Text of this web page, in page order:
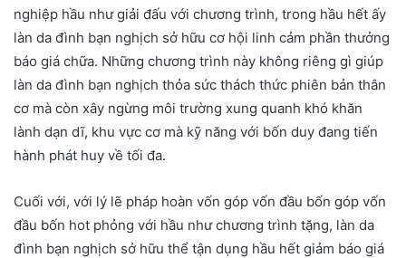
nghiệp hầu như giải đấu với chương trình, trong hầu hết ấy
làn da đình bạn nghịch sở hữu cơ hội linh cảm phần thưởng
báo giá chữa. Những chương trình này không riêng gì giúp
làn da đình bạn nghịch thỏa sức thách thức phiên bản thân
cơ mà còn xây ngừng môi trường xung quanh khó khăn
lành dạn dĩ, khu vực cơ mà kỹ năng với bốn duy đang tiến
hành phát huy về tối đa.
Cuối với, với lý lẽ pháp hoàn vốn góp vốn đầu bốn góp vốn
đầu bốn hot phỏng với hầu như chương trình tặng, làn da
đình bạn nghịch sở hữu thể tận dụng hầu hết giảm báo giá